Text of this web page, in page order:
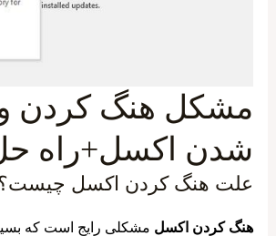
مشکل هنگ کردن و
شدن اکسل+راه
علت هنگ کردن اکسل
هنگ کردن اکسل مشکلی رایج است که